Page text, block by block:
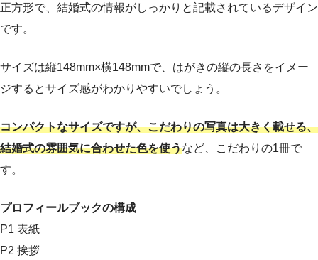
正方形で、結婚式の情報がしっかりと記載されているデザイン
です。
サイズは縦148mm×横148mmで、はがきの縦の長さをイメー
ジするとサイズ感がわかりやすいでしょう。
コンパクトなサイズですが、こだわりの写真は大きく載せる、
結婚式の雰囲気に合わせた色を使うなど、こだわりの1冊で
す。
プロフィールブックの構成
P1 表紙
P2 挨拶